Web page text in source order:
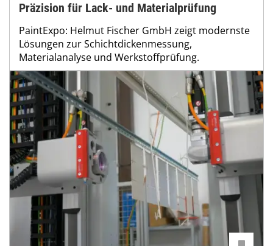
Präzision für Lack- und Materialprüfung
PaintExpo: Helmut Fischer GmbH zeigt modernste
Lösungen zur Schichtdickenmessung,
Materialanalyse und Werkstoffprüfung.